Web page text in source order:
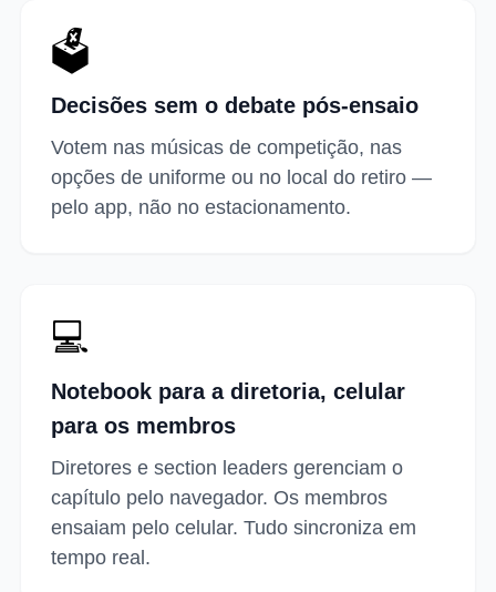
🗳️
Decisões sem o debate pós-ensaio
Votem nas músicas de competição, nas
opções de uniforme ou no local do retiro —
pelo app, não no estacionamento.
💻
Notebook para a diretoria, celular
para os membros
Diretores e section leaders gerenciam o
capítulo pelo navegador. Os membros
ensaiam pelo celular. Tudo sincroniza em
tempo real.